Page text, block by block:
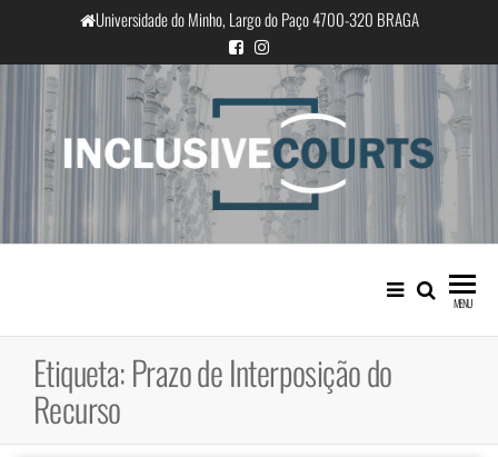
o
conteúdo
Universidade do Minho, Largo do Paço 4700-320 BRAGA
InclusiveCourts
Igualdade e diferença cultural na
prática judicial portuguesa
MENU
Etiqueta:Prazo de Interposição do
Recurso